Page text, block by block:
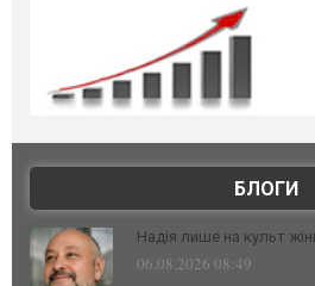
БЛОГИ
Надія лише на культ
06.08.2026 08:49